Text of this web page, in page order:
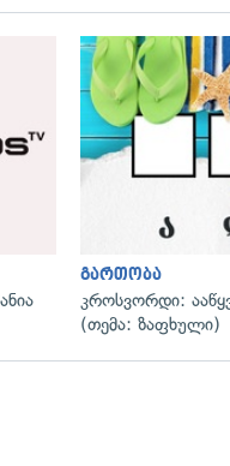
გადახედვა
გართობა
კროსვორდი:
(თემა: ზაფხული)